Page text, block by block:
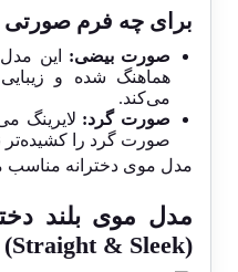
برای چه فرم
صورت بیضی: این
هماهنگ شده و
می‌کند.
صورت گرد: لایرینگ
صورت گرد را کشیده‌تر
مدل موی دخترانه مناسب
مدل موی بلند
(Straight & Sleek)